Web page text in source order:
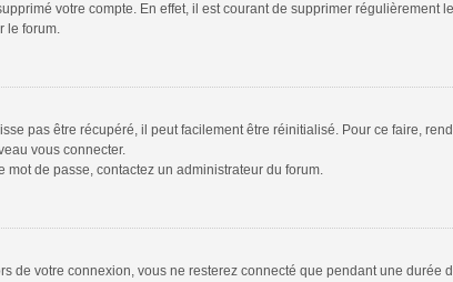
votre compte. En effet, il est courant de supprimer
le forum.
pas être récupéré, il peut facilement être réinitialisé. Pour ce faire,
vous connecter.
de passe, contactez un administrateur du forum.
de votre connexion, vous ne resterez connecté que pendant une durée